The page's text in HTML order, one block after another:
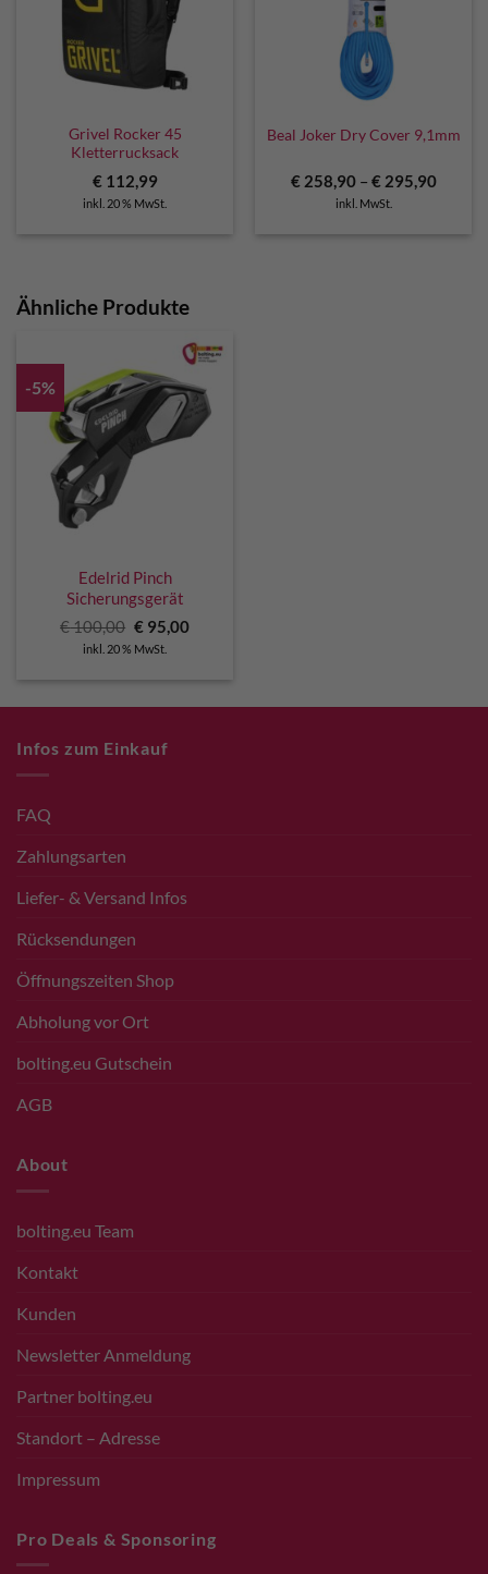
Grivel Rocker 45
Kletterrucksack
€ 112,99
inkl. 20 % MwSt.
Beal Joker Dry Cover 9,1mm
€ 258,90– € 295,90
inkl. MwSt.
Ähnliche Produkte
-5%
Edelrid Pinch
Sicherungsgerät
€100,00 Ursprünglicher
Preis
war:
€95,00Aktueller
inkl. 20 % MwSt.
Infos zum Einkauf
FAQ
Zahlungsarten
Liefer- & Versand Infos
Rücksendungen
Öffnungszeiten Shop
Abholung vor Ort
bolting.eu Gutschein
AGB
About
bolting.eu Team
Kontakt
Kunden
Newsletter Anmeldung
Partner bolting.eu
Standort – Adresse
Impressum
Pro Deals & Sponsoring